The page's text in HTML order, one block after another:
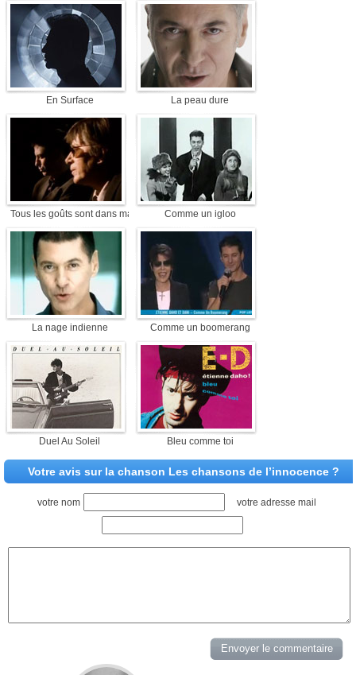
En Surface La peau dure
Tous les goûts sont dans ma nature Comme un igloo
La nage indienne Comme un boomerang
Duel Au Soleil Bleu comme toi
Votre avis sur la chanson Les chansons de l’innocence ?
votre nom votre adresse mail